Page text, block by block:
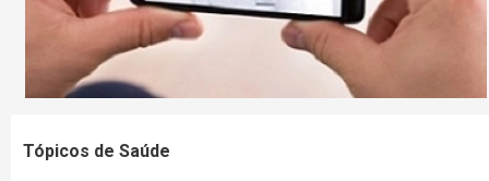
Tópicos de Saúde